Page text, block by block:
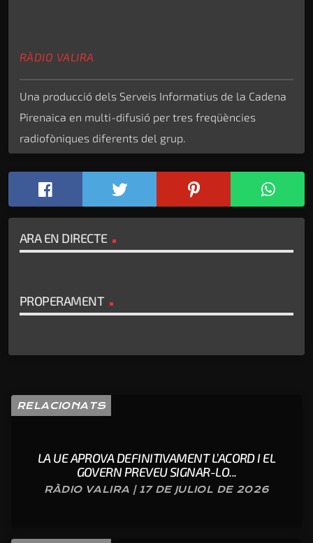
RÀDIO VALIRA
Una producció dels Serveis Informatius de la Cadena
Pirenaica en multi-difusió per tres freqüències
radiofòniques diferents del grup.
ARA EN DIRECTE
PROPERAMENT
RELACIONATS
LA UE APROVA DEFINITIVAMENT L’ACORD I EL
GOVERN PREVEU SIGNAR-LO...
RÀDIO VALIRA | 17 DE JULIOL DE 2026